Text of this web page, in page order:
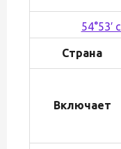
54°53′
Страна
Включает